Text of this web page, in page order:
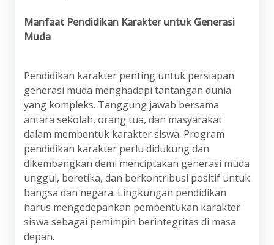
Manfaat Pendidikan Karakter untuk Generasi
Muda
Pendidikan karakter penting untuk persiapan
generasi muda menghadapi tantangan dunia
yang kompleks. Tanggung jawab bersama
antara sekolah, orang tua, dan masyarakat
dalam membentuk karakter siswa. Program
pendidikan karakter perlu didukung dan
dikembangkan demi menciptakan generasi muda
unggul, beretika, dan berkontribusi positif untuk
bangsa dan negara. Lingkungan pendidikan
harus mengedepankan pembentukan karakter
siswa sebagai pemimpin berintegritas di masa
depan.